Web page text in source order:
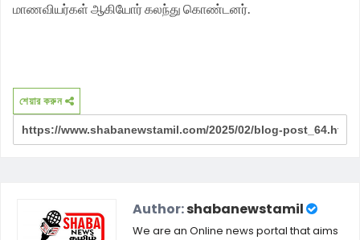
மாணவியர்கள் ஆகியோர் கலந்து கொண்டனர்.
শেয়ার করুন
Author:shabanewstamil
We are an Online news portal that aims